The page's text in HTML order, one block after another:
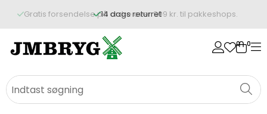
14 dags returret
0 0